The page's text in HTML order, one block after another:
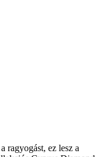
ragyogást, ez lesz a